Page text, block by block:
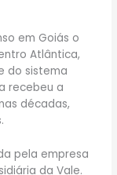
em Goiás o
Atlântica,
do sistema
recebeu a
décadas,
pela empresa
da Vale.